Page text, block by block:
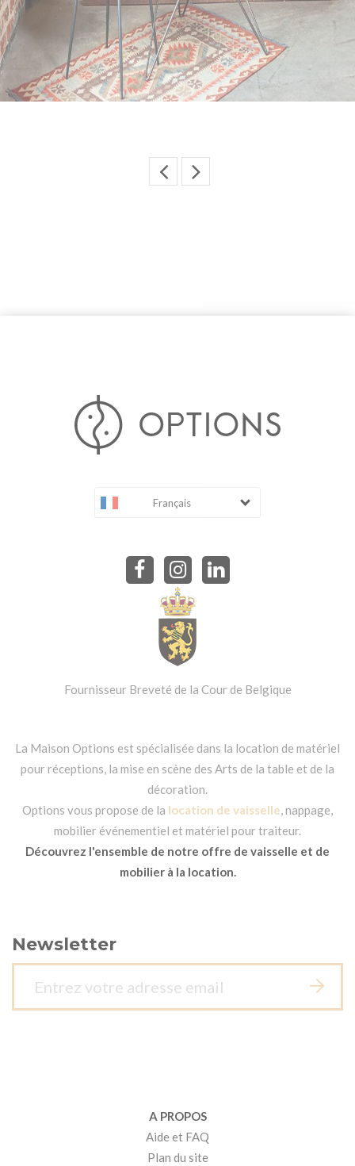
Français
Fournisseur Breveté de la Cour de Belgique
La Maison Options est spécialisée dans la location de matériel
pour réceptions, la mise en scène des Arts de la table et de la
décoration.
Options vous propose de la location de vaisselle, nappage,
mobilier événementiel et matériel pour traiteur.
Découvrez l'ensemble de notre offre de vaisselle et de
mobilier à la location.
Newsletter
A PROPOS
Aide et FAQ
Plan du site